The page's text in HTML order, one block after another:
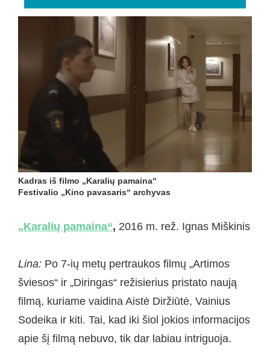
Kadras iš filmo „Karalių pamaina“
Festivalio „Kino pavasaris“ archyvas
„Karalių pamaina“, 2016 m. rež. Ignas Miškinis
Lina: Po 7-ių metų pertraukos filmų „Artimos
šviesos“ ir „Diringas“ režisierius pristato naują
filmą, kuriame vaidina Aistė Diržiūtė, Vainius
Sodeika ir kiti. Tai, kad iki šiol jokios informacijos
apie šį filmą nebuvo, tik dar labiau intriguoja.